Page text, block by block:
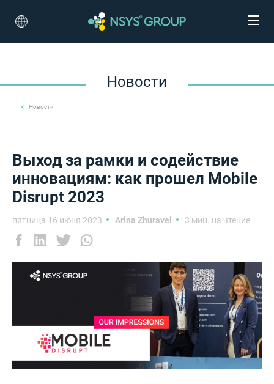
Новости
Новости
Выход за рамки и содействие
инновациям: как прошел Mobile
Disrupt 2023
пятница 16 июня 2023 Arina Zhuravel 3 мин. на чтение